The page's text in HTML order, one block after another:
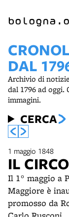
DAL
Archivio di
dal 1796 ad
immagini.
CERCA
1 maggio 1848
IL
Il 1° maggio a
Maggiore è
promosso da